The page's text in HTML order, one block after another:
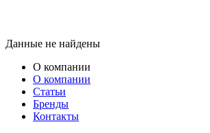
Данные не найдены
О компании
О компании
Статьи
Бренды
Контакты